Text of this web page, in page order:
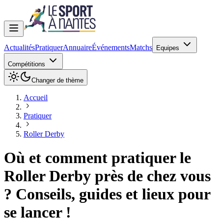
ActualitésPratiquerAnnuaireÉvénementsMatchs Equipes
Compétitions
Changer de thème
Accueil
Pratiquer
Roller Derby
Où et comment pratiquer le
Roller Derby près de chez vous
? Conseils, guides et lieux pour
se lancer !